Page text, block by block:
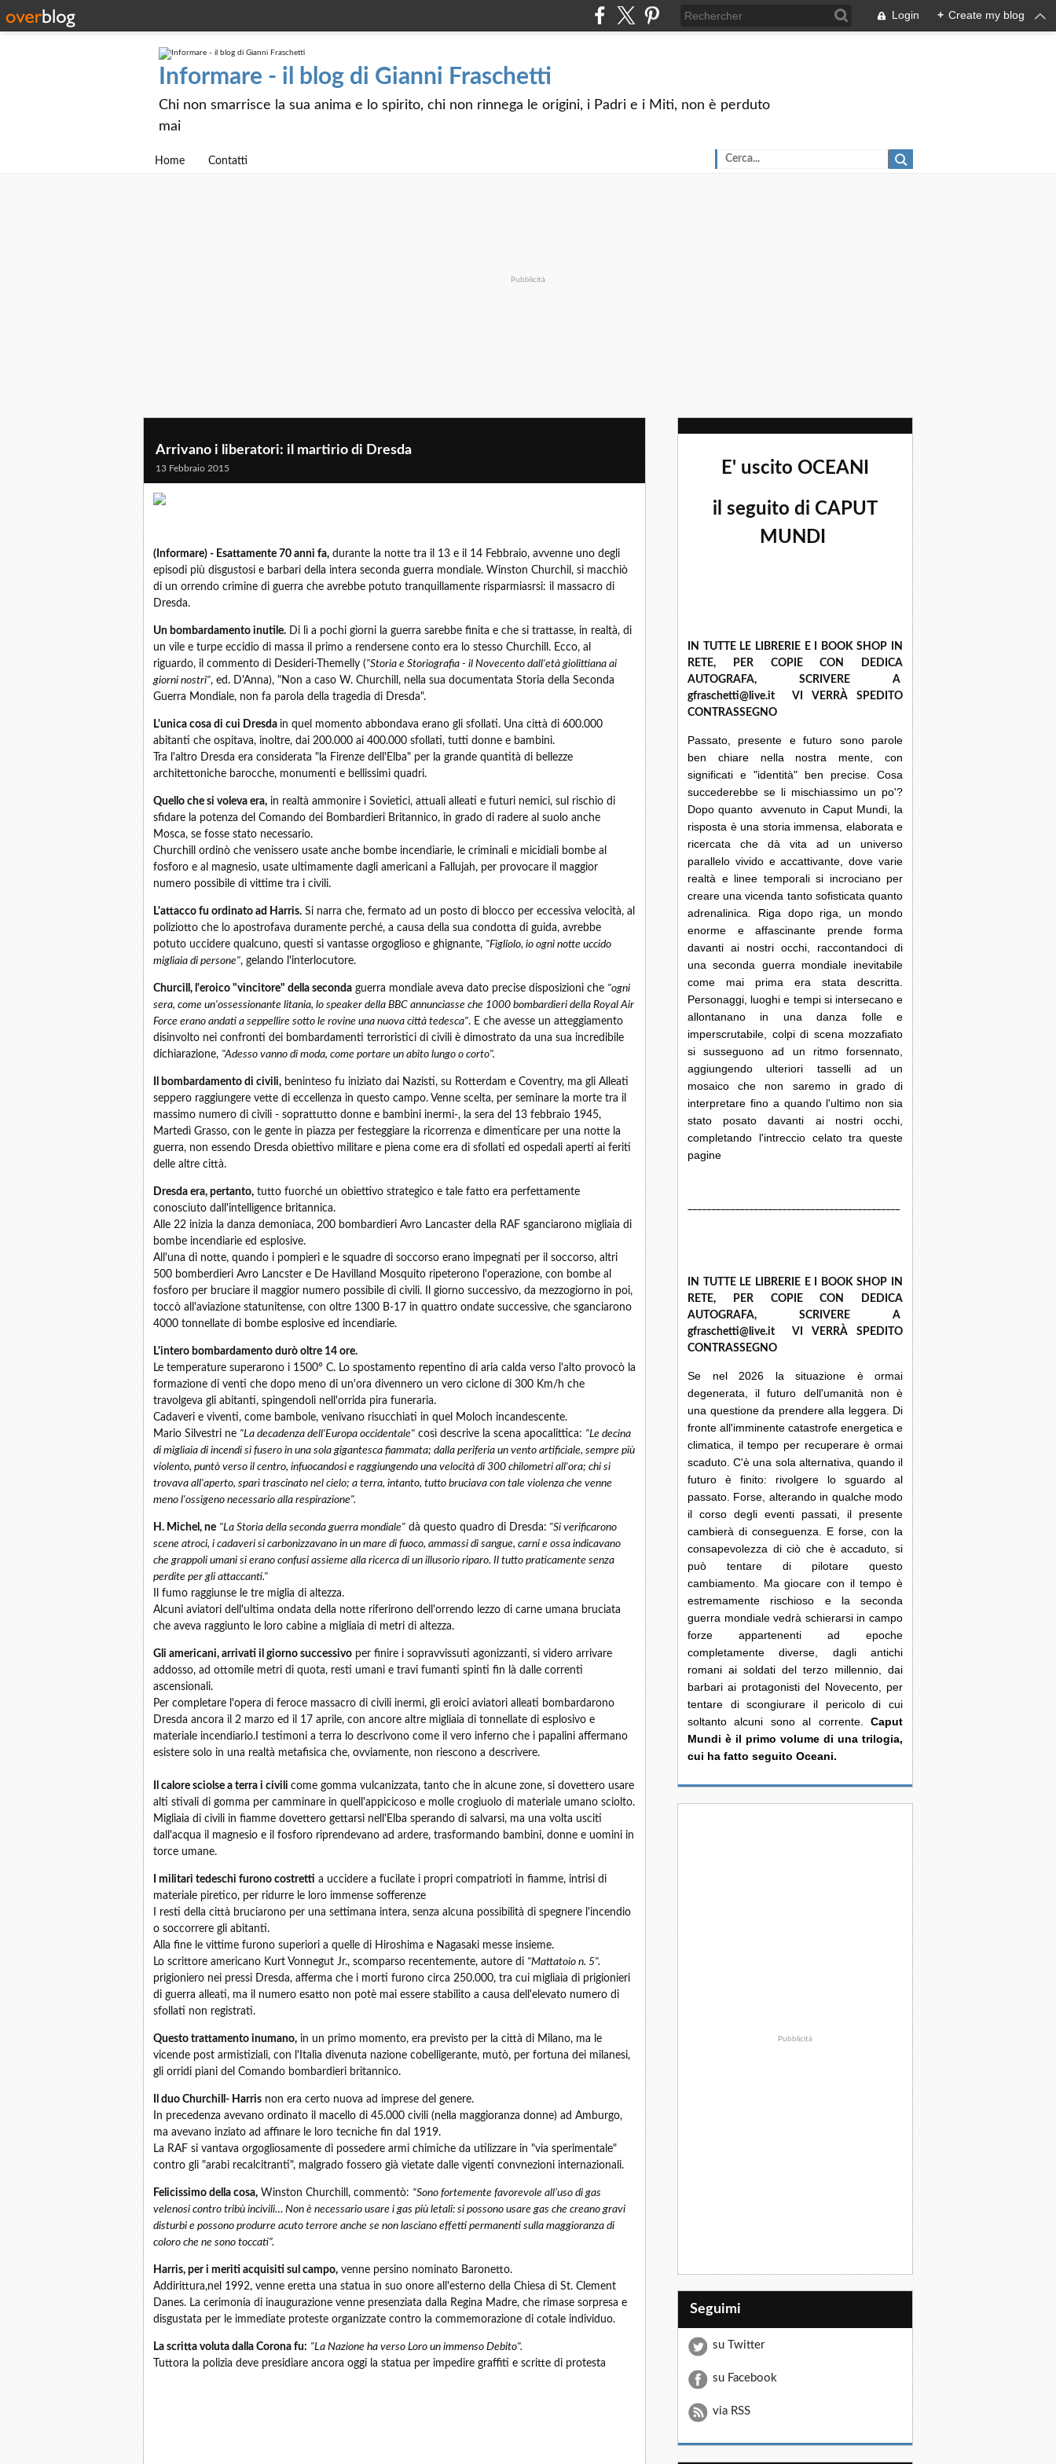
Login + Create my blog
Informare - il blog di Gianni Fraschetti
Chi non smarrisce la sua anima e lo spirito, chi non rinnega le origini, i Padri e i Miti, non è perduto
mai
Home Contatti
Pubblicità
Arrivano i liberatori: il martirio di Dresda
13 Febbraio 2015
(Informare) - Esattamente 70 anni fa, durante la notte tra il 13 e il 14 Febbraio, avvenne uno degli
episodi più disgustosi e barbari della intera seconda guerra mondiale. Winston Churchil, si macchiò
di un orrendo crimine di guerra che avrebbe potuto tranquillamente risparmiasrsi: il massacro di
Dresda.
Un bombardamento inutile. Di lì a pochi giorni la guerra sarebbe finita e che si trattasse, in realtà, di
un vile e turpe eccidio di massa il primo a rendersene conto era lo stesso Churchill. Ecco, al
riguardo, il commento di Desideri-Themelly ("Storia e Storiografia - il Novecento dall'età giolittiana ai
giorni nostri", ed. D'Anna), "Non a caso W. Churchill, nella sua documentata Storia della Seconda
Guerra Mondiale, non fa parola della tragedia di Dresda".
L'unica cosa di cui Dresda in quel momento abbondava erano gli sfollati. Una città di 600.000
abitanti che ospitava, inoltre, dai 200.000 ai 400.000 sfollati, tutti donne e bambini.
Tra l'altro Dresda era considerata "la Firenze dell'Elba" per la grande quantità di bellezze
architettoniche barocche, monumenti e bellissimi quadri.
Quello che si voleva era, in realtà ammonire i Sovietici, attuali alleati e futuri nemici, sul rischio di
sfidare la potenza del Comando dei Bombardieri Britannico, in grado di radere al suolo anche
Mosca, se fosse stato necessario.
Churchill ordinò che venissero usate anche bombe incendiarie, le criminali e micidiali bombe al
fosforo e al magnesio, usate ultimamente dagli americani a Fallujah, per provocare il maggior
numero possibile di vittime tra i civili.
L'attacco fu ordinato ad Harris. Si narra che, fermato ad un posto di blocco per eccessiva velocità, al
poliziotto che lo apostrofava duramente perché, a causa della sua condotta di guida, avrebbe
potuto uccidere qualcuno, questi si vantasse orgoglioso e ghignante, "Figliolo, io ogni notte uccido
migliaia di persone", gelando l'interlocutore.
Churcill, l'eroico "vincitore" della seconda guerra mondiale aveva dato precise disposizioni che "ogni
sera, come un'ossessionante litania, lo speaker della BBC annunciasse che 1000 bombardieri della Royal Air
Force erano andati a seppellire sotto le rovine una nuova città tedesca". E che avesse un atteggiamento
disinvolto nei confronti dei bombardamenti terroristici di civili è dimostrato da una sua incredibile
dichiarazione, "Adesso vanno di moda, come portare un abito lungo o corto".
Il bombardamento di civili, beninteso fu iniziato dai Nazisti, su Rotterdam e Coventry, ma gli Alleati
seppero raggiungere vette di eccellenza in questo campo. Venne scelta, per seminare la morte tra il
massimo numero di civili - soprattutto donne e bambini inermi-, la sera del 13 febbraio 1945,
Martedì Grasso, con le gente in piazza per festeggiare la ricorrenza e dimenticare per una notte la
guerra, non essendo Dresda obiettivo militare e piena come era di sfollati ed ospedali aperti ai feriti
delle altre città.
Dresda era, pertanto, tutto fuorché un obiettivo strategico e tale fatto era perfettamente
conosciuto dall'intelligence britannica.
Alle 22 inizia la danza demoniaca, 200 bombardieri Avro Lancaster della RAF sganciarono migliaia di
bombe incendiarie ed esplosive.
All'una di notte, quando i pompieri e le squadre di soccorso erano impegnati per il soccorso, altri
500 bomberdieri Avro Lancster e De Havilland Mosquito ripeterono l'operazione, con bombe al
fosforo per bruciare il maggior numero possibile di civili. Il giorno successivo, da mezzogiorno in poi,
toccò all'aviazione statunitense, con oltre 1300 B-17 in quattro ondate successive, che sganciarono
4000 tonnellate di bombe esplosive ed incendiarie.
L'intero bombardamento durò oltre 14 ore.
Le temperature superarono i 1500° C. Lo spostamento repentino di aria calda verso l'alto provocò la
formazione di venti che dopo meno di un'ora divennero un vero ciclone di 300 Km/h che
travolgeva gli abitanti, spingendoli nell'orrida pira funeraria.
Cadaveri e viventi, come bambole, venivano risucchiati in quel Moloch incandescente.
Mario Silvestri ne "La decadenza dell'Europa occidentale" così descrive la scena apocalittica: "Le decina
di migliaia di incendi si fusero in una sola gigantesca fiammata; dalla periferia un vento artificiale, sempre più
violento, puntò verso il centro, infuocandosi e raggiungendo una velocità di 300 chilometri all'ora; chi si
trovava all'aperto, sparì trascinato nel cielo; a terra, intanto, tutto bruciava con tale violenza che venne
meno l'ossigeno necessario alla respirazione".
H. Michel, ne "La Storia della seconda guerra mondiale" dà questo quadro di Dresda: "Si verificarono
scene atroci, i cadaveri si carbonizzavano in un mare di fuoco, ammassi di sangue, carni e ossa indicavano
che grappoli umani si erano confusi assieme alla ricerca di un illusorio riparo. Il tutto praticamente senza
perdite per gli attaccanti."
Il fumo raggiunse le tre miglia di altezza.
Alcuni aviatori dell'ultima ondata della notte riferirono dell'orrendo lezzo di carne umana bruciata
che aveva raggiunto le loro cabine a migliaia di metri di altezza.
Gli americani, arrivati il giorno successivo per finire i sopravvissuti agonizzanti, si videro arrivare
addosso, ad ottomile metri di quota, resti umani e travi fumanti spinti fin là dalle correnti
ascensionali.
Per completare l'opera di feroce massacro di civili inermi, gli eroici aviatori alleati bombardarono
Dresda ancora il 2 marzo ed il 17 aprile, con ancore altre migliaia di tonnellate di esplosivo e
materiale incendiario.I testimoni a terra lo descrivono come il vero inferno che i papalini affermano
esistere solo in una realtà metafisica che, ovviamente, non riescono a descrivere.
Il calore sciolse a terra i civili come gomma vulcanizzata, tanto che in alcune zone, si dovettero usare
alti stivali di gomma per camminare in quell'appicicoso e molle crogiuolo di materiale umano sciolto.
Migliaia di civili in fiamme dovettero gettarsi nell'Elba sperando di salvarsi, ma una volta usciti
dall'acqua il magnesio e il fosforo riprendevano ad ardere, trasformando bambini, donne e uomini in
torce umane.
I militari tedeschi furono costretti a uccidere a fucilate i propri compatrioti in fiamme, intrisi di
materiale piretico, per ridurre le loro immense sofferenze
I resti della città bruciarono per una settimana intera, senza alcuna possibilità di spegnere l'incendio
o soccorrere gli abitanti.
Alla fine le vittime furono superiori a quelle di Hiroshima e Nagasaki messe insieme.
Lo scrittore americano Kurt Vonnegut Jr., scomparso recentemente, autore di "Mattatoio n. 5".
prigioniero nei pressi Dresda, afferma che i morti furono circa 250.000, tra cui migliaia di prigionieri
di guerra alleati, ma il numero esatto non potè mai essere stabilito a causa dell'elevato numero di
sfollati non registrati.
Questo trattamento inumano, in un primo momento, era previsto per la città di Milano, ma le
vicende post armistiziali, con l'Italia divenuta nazione cobelligerante, mutò, per fortuna dei milanesi,
gli orridi piani del Comando bombardieri britannico.
Il duo Churchill- Harris non era certo nuova ad imprese del genere.
In precedenza avevano ordinato il macello di 45.000 civili (nella maggioranza donne) ad Amburgo,
ma avevano inziato ad affinare le loro tecniche fin dal 1919.
La RAF si vantava orgogliosamente di possedere armi chimiche da utilizzare in "via sperimentale"
contro gli "arabi recalcitranti", malgrado fossero già vietate dalle vigenti convnezioni internazionali.
Felicissimo della cosa, Winston Churchill, commentò: “Sono fortemente favorevole all’uso di gas
velenosi contro tribù incivili… Non è necessario usare i gas più letali: si possono usare gas che creano gravi
disturbi e possono produrre acuto terrore anche se non lasciano effetti permanenti sulla maggioranza di
coloro che ne sono toccati”.
Harris, per i meriti acquisiti sul campo, venne persino nominato Baronetto.
Addirittura,nel 1992, venne eretta una statua in suo onore all'esterno della Chiesa di St. Clement
Danes. La cerimonia di inaugurazione venne presenziata dalla Regina Madre, che rimase sorpresa e
disgustata per le immediate proteste organizzate contro la commemorazione di cotale individuo.
La scritta voluta dalla Corona fu: "La Nazione ha verso Loro un immenso Debito".
Tuttora la polizia deve presidiare ancora oggi la statua per impedire graffiti e scritte di protesta
E' uscito OCEANI
il seguito di CAPUT
MUNDI
IN TUTTE LE LIBRERIE E I BOOK SHOP IN
RETE, PER COPIE CON DEDICA
AUTOGRAFA, SCRIVERE A
gfraschetti@live.it VI VERRÀ SPEDITO
CONTRASSEGNO
Passato, presente e futuro sono parole
ben chiare nella nostra mente, con
significati e "identità" ben precise. Cosa
succederebbe se li mischiassimo un po'?
Dopo quanto avvenuto in Caput Mundi, la
risposta è una storia immensa, elaborata e
ricercata che dà vita ad un universo
parallelo vivido e accattivante, dove varie
realtà e linee temporali si incrociano per
creare una vicenda tanto sofisticata quanto
adrenalinica. Riga dopo riga, un mondo
enorme e affascinante prende forma
davanti ai nostri occhi, raccontandoci di
una seconda guerra mondiale inevitabile
come mai prima era stata descritta.
Personaggi, luoghi e tempi si intersecano e
allontanano in una danza folle e
imperscrutabile, colpi di scena mozzafiato
si susseguono ad un ritmo forsennato,
aggiungendo ulteriori tasselli ad un
mosaico che non saremo in grado di
interpretare fino a quando l'ultimo non sia
stato posato davanti ai nostri occhi,
completando l'intreccio celato tra queste
pagine
IN TUTTE LE LIBRERIE E I BOOK SHOP IN
RETE, PER COPIE CON DEDICA
AUTOGRAFA, SCRIVERE A
gfraschetti@live.it VI VERRÀ SPEDITO
CONTRASSEGNO
Se nel 2026 la situazione è ormai
degenerata, il futuro dell'umanità non è
una questione da prendere alla leggera. Di
fronte all'imminente catastrofe energetica e
climatica, il tempo per recuperare è ormai
scaduto. C'è una sola alternativa, quando il
futuro è finito: rivolgere lo sguardo al
passato. Forse, alterando in qualche modo
il corso degli eventi passati, il presente
cambierà di conseguenza. E forse, con la
consapevolezza di ciò che è accaduto, si
può tentare di pilotare questo
cambiamento. Ma giocare con il tempo è
estremamente rischioso e la seconda
guerra mondiale vedrà schierarsi in campo
forze appartenenti ad epoche
completamente diverse, dagli antichi
romani ai soldati del terzo millennio, dai
barbari ai protagonisti del Novecento, per
tentare di scongiurare il pericolo di cui
soltanto alcuni sono al corrente. Caput
Mundi è il primo volume di una trilogia,
cui ha fatto seguito Oceani.
Pubblicità
Seguimi
su Twitter
su Facebook
via RSS